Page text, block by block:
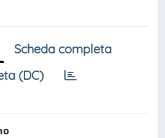
Scheda completa
(DC)